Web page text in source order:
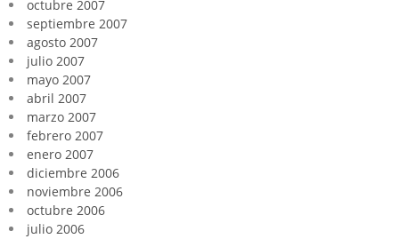
octubre 2007
septiembre 2007
agosto 2007
julio 2007
mayo 2007
abril 2007
marzo 2007
febrero 2007
enero 2007
diciembre 2006
noviembre 2006
octubre 2006
julio 2006